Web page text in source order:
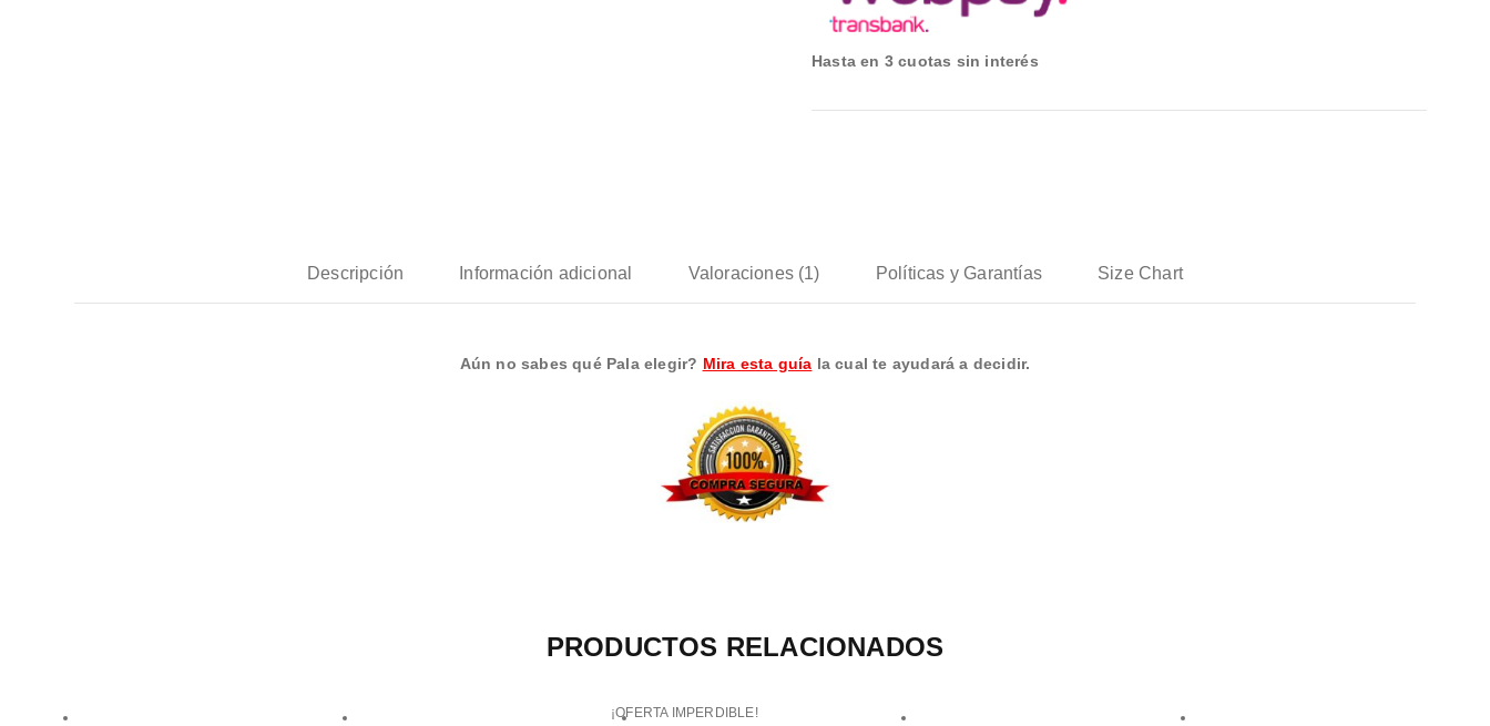
Hasta en 3 cuotas sin interés
Descripción Información adicional Valoraciones (1) Políticas y Garantías Size Chart
Aún no sabes qué Pala elegir? Mira esta guía la cual te ayudará a decidir.
PRODUCTOS RELACIONADOS
¡OFERTA IMPERDIBLE!